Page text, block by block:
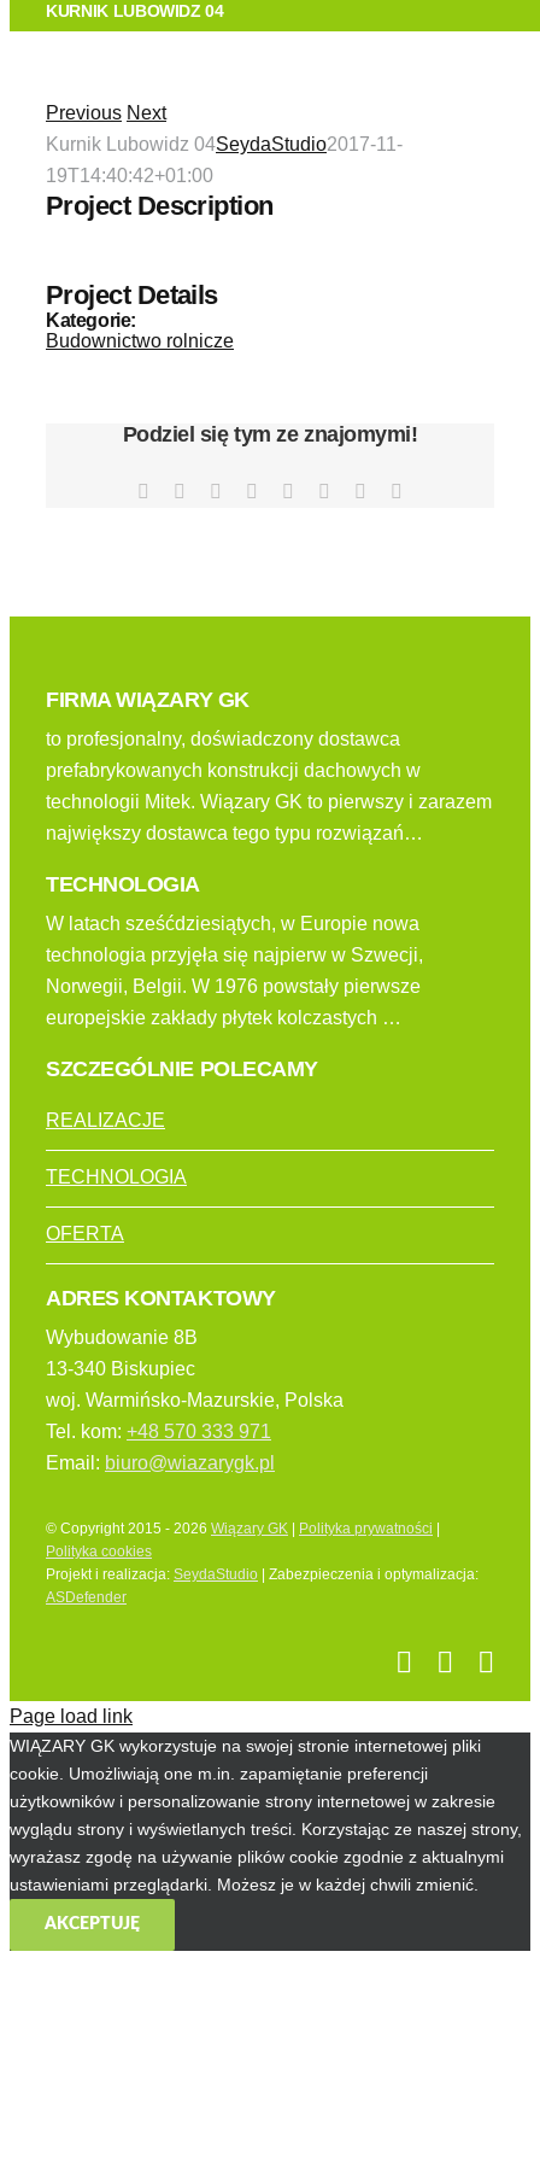
OFERTA
KONTAKT
KURNIK LUBOWIDZ 04
Previous Next
Kurnik Lubowidz 04SeydaStudio2017-11-
19T14:40:42+01:00
Project Description
Project Details
Kategorie:
Budownictwo rolnicze
Podziel się tym ze znajomymi!
Facebook Reddit LinkedIn
TumblrPinterest
FIRMA WIĄZARY GK
to profesjonalny, doświadczony dostawca
prefabrykowanych konstrukcji dachowych w
technologii Mitek. Wiązary GK to pierwszy i zarazem
największy dostawca tego typu rozwiązań…
TECHNOLOGIA
W latach sześćdziesiątych, w Europie nowa
technologia przyjęła się najpierw w Szwecji,
Norwegii, Belgii. W 1976 powstały pierwsze
europejskie zakłady płytek kolczastych …
SZCZEGÓLNIE POLECAMY
REALIZACJE
TECHNOLOGIA
OFERTA
ADRES KONTAKTOWY
Wybudowanie 8B
13-340 Biskupiec
woj. Warmińsko-Mazurskie, Polska
Tel. kom: +48 570 333 971
Email: biuro@wiazarygk.pl
© Copyright 2015 - 2026 Wiązary GK| Polityka prywatności
Polityka cookies
Projekt i realizacja: SeydaStudio| Zabezpieczenia i optymalizacja:
ASDefender
Page load link
WIĄZARY GK wykorzystuje na swojej stronie internetowej pliki
cookie. Umożliwiają one m.in. zapamiętanie preferencji
użytkowników i personalizowanie strony internetowej w zakresie
wyglądu strony i wyświetlanych treści. Korzystając ze naszej strony,
wyrażasz zgodę na używanie plików cookie zgodnie z aktualnymi
ustawieniami przeglądarki. Możesz je w każdej chwili zmienić.
AKCEPTUJĘ